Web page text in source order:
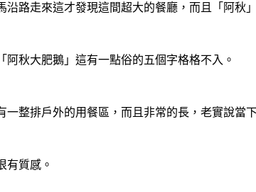
路走來這才發現這間超大的餐廳，而且「阿秋
秋大肥鵝」這有一點俗的五個字格格不入。
整排戶外的用餐區，而且非常的長，老實說
有質感。